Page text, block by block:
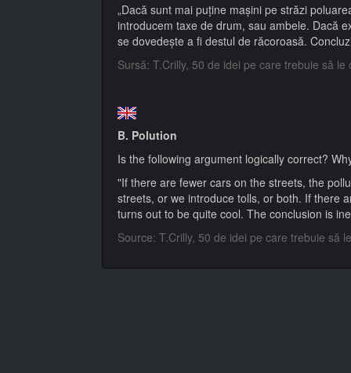
„Dacă sunt mai puține mașini pe străzi
introducem taxe de drum, sau ambele. Dacă
se dovedește a fi destul de răcoroasă.
Sursă: T.Crilly, 50 de idei pe care trebuie să
B. Polution
Is the following argument logically correct?
"If there are fewer cars on the streets, the
streets, or we introduce tolls, or both. If there
turns out to be quite cool. The conclusion is
Source: T.Crilly, 50 de idei pe care trebuie să